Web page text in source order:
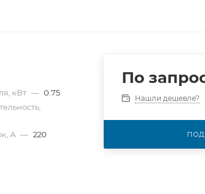
кВт — 0.75
A — 220
По
Нашли дешевле?
ПОД